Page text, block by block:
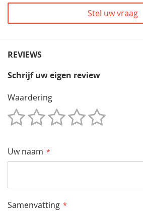
Stel uw vraag
REVIEWS
Schrijf uw eigen review
Waardering
Uw naam
Samenvatting